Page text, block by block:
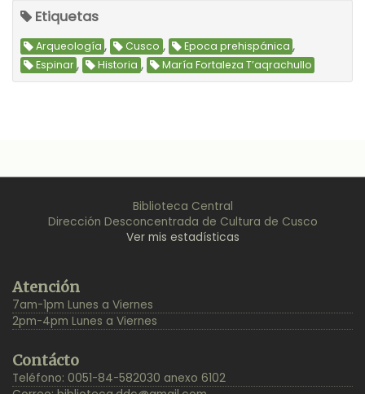
Etiquetas
Arqueología , Cusco , Epoca prehispánica ,
Espinar , Historia , María Fortaleza T’aqrachullo
Biblioteca Central
Dirección Desconcentrada de Cultura de Cusco
Ver mis estadísticas
Top
Atención
7am-1pm Lunes a Viernes
2pm-4pm Lunes a Viernes
Contácto
Teléfono: 0051-84-582030 anexo 6102